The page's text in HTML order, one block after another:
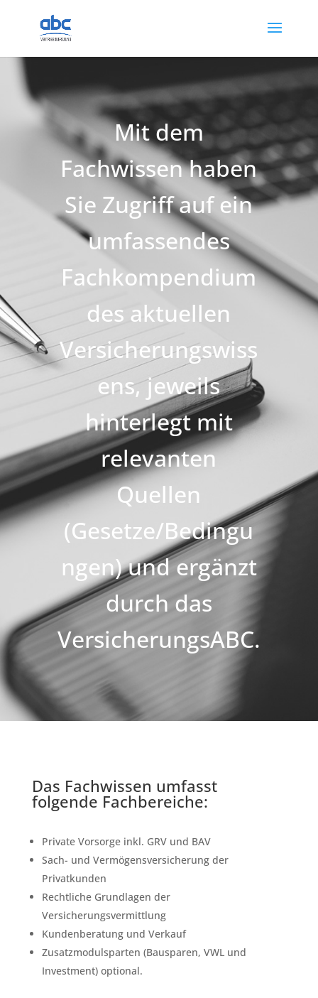
Mit dem
Fachwissen haben
Sie Zugriff auf ein
umfassendes
Fachkompendium
des aktuellen
Versicherungswiss
ens, jeweils
hinterlegt mit
relevanten
Quellen
(Gesetze/Bedingu
ngen) und ergänzt
durch das
VersicherungsABC.
Das Fachwissen umfasst
folgende Fachbereiche:
Private Vorsorge inkl. GRV und BAV
Sach- und Vermögensversicherung der
Privatkunden
Rechtliche Grundlagen der
Versicherungsvermittlung
Kundenberatung und Verkauf
Zusatzmodulsparten (Bausparen, VWL und
Investment) optional.